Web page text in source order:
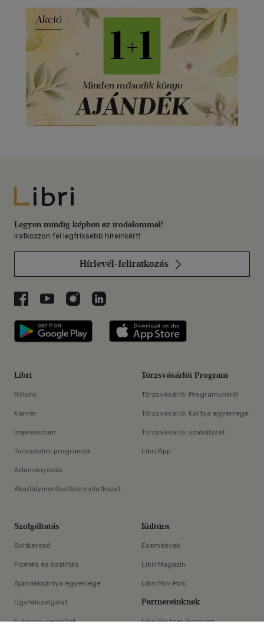
×
Libri
Legyen mindig képben az irodalommal!
Iratkozzon fel legfrissebb híreinkért!
Hírlevél-feliratkozás
Libri a Facebookon
Libri a Youtube-on
Libri az Instagramon
Libri a LinkedInen
Libri applikáció Szerezd meg: Google
Libri
Rólunk
Karrier
Impresszum
Társadalmi programok
Adományozás
Akadálymentesítési nyilatkozat
Törzsvásárlói Program
Törzsvásárlói Programunkról
Törzsvásárlói Kártya egyenlege
Törzsvásárlói szabályzat
Libri App
Szolgáltatás
Boltkereső
Fizetés és szállítás
Ajándékkártya egyenlege
Ügyfélszolgálat
E-könyv-segédlet
Kultúra
Események
Libri Magazin
Libri Mini Polc
Partnereinknek
Libri Partner Program